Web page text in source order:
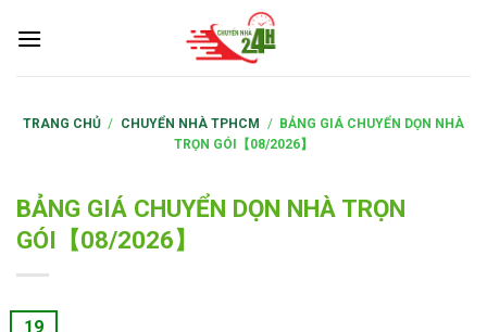
TRANG CHỦ / CHUYỂN NHÀ TPHCM /
BẢNG GIÁ CHUYỂN DỌN NHÀ
TRỌN GÓI【08/2026】
BẢNG GIÁ CHUYỂN DỌN NHÀ TRỌN
GÓI【08/2026】
19